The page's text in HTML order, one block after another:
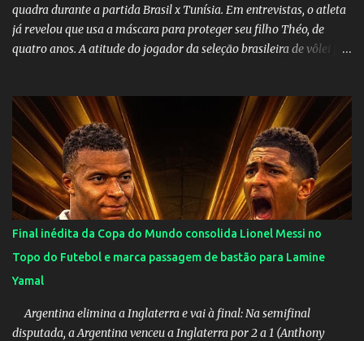
quadra durante a partida Brasil x Tunísia. Em entrevistas, o atleta
já revelou que usa a máscara para proteger seu filho Théo, de
quatro anos. A atitude do jogador da seleção brasileira de vôlei foi
China por 5 a 0 na estreia brasileira nas olimpíadas de Tóquio.
Marta marcou duas vezes, Debinha, Andressa Alves e Bia
Zaneratto foram autoras dos gols. Juliette, embaixadora
‎@Globoplay mandou um xero para as meninas e falou do seu
orgulho.
Final inédita da Copa do Mundo consolida Lionel Messi no
Topo do Futebol e marca passagem de bastão para Lamine
Yamal
Argentina elimina a Inglaterra e vai à final: Na semifinal
disputada, a Argentina venceu a Inglaterra por 2 a 1 (Anthony